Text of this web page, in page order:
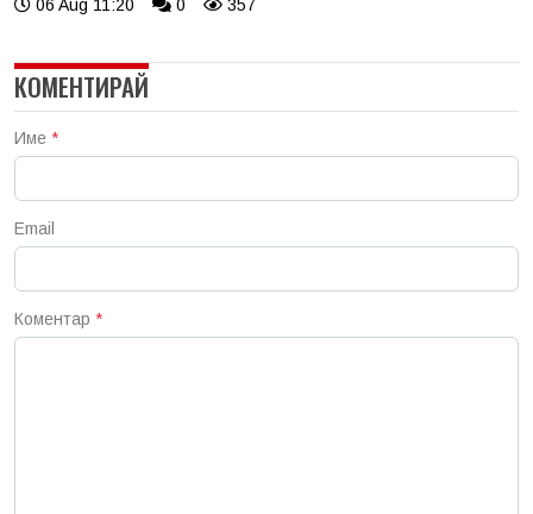
06 Aug 11:20 0 357
КОМЕНТИРАЙ
Име *
Email
Коментар *